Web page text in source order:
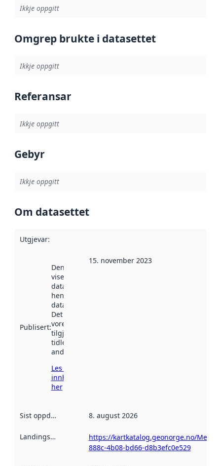
Ikkje oppgitt
Omgrep brukte i datasettet
Ikkje oppgitt
Referansar
Ikkje oppgitt
Gebyr
Ikkje oppgitt
Om datasettet
Utgjevar:
Publisert:
Denne datoen
viser når
datasettet vart
henta inn av
data.norge.no.
Det kan ha
vore
tilgjengeleg
tidlegare
andre stader.
Les meir om
innhenting
her
15. november 2023
Sist oppdatert 8. august 2026
Landingsside
https://kartkatalog.geonorge.no/
888c-4b08-bd66-d8b3efc0e529